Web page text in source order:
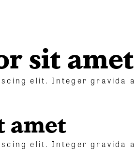
sit amet
elit. Integer gravida
amet
elit. Integer gravida